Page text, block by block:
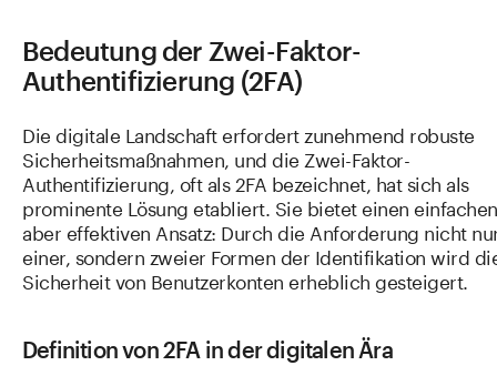
Bedeutung der Zwei-Faktor-
Authentifizierung (2FA)
Die digitale Landschaft erfordert zunehmend robuste
Sicherheitsmaßnahmen, und die Zwei-Faktor-
Authentifizierung, oft als 2FA bezeichnet, hat sich als
prominente Lösung etabliert. Sie bietet einen
aber effektiven Ansatz: Durch die Anforderung nicht
einer, sondern zweier Formen der Identifikation wird
Sicherheit von Benutzerkonten erheblich gesteigert.
Definition von 2FA in der digitalen Ära